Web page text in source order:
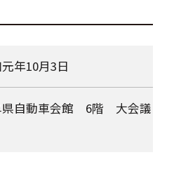
年10月3日
県自動車会館 6階 大会議